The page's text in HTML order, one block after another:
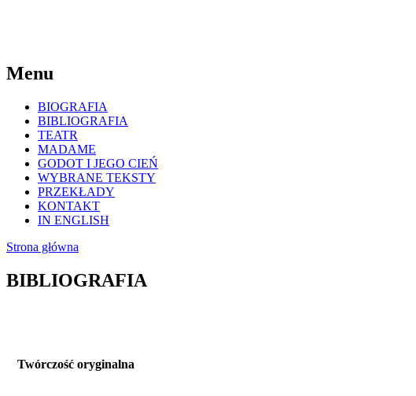
Menu
BIOGRAFIA
BIBLIOGRAFIA
TEATR
MADAME
GODOT I JEGO CIEŃ
WYBRANE TEKSTY
PRZEKŁADY
KONTAKT
IN ENGLISH
Strona główna
BIBLIOGRAFIA
Twórczość oryginalna